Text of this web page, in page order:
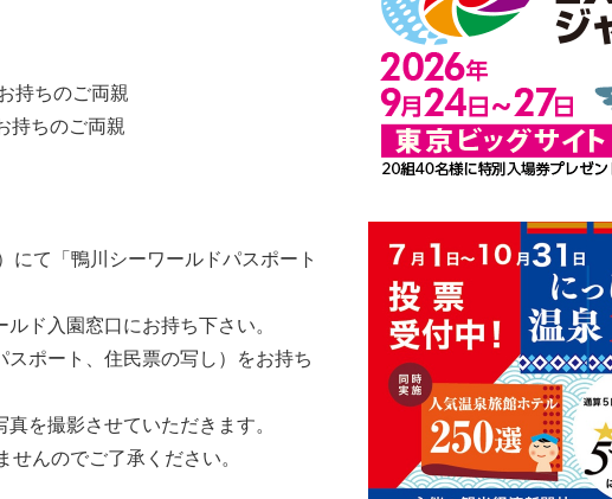
持ちのご両親
持ちのご両親
にて「鴨川シーワールドパスポート
ド入園窓口にお持ち下さい。
ポート、住民票の写し）をお持ち
を撮影させていただきます。
んのでご了承ください。